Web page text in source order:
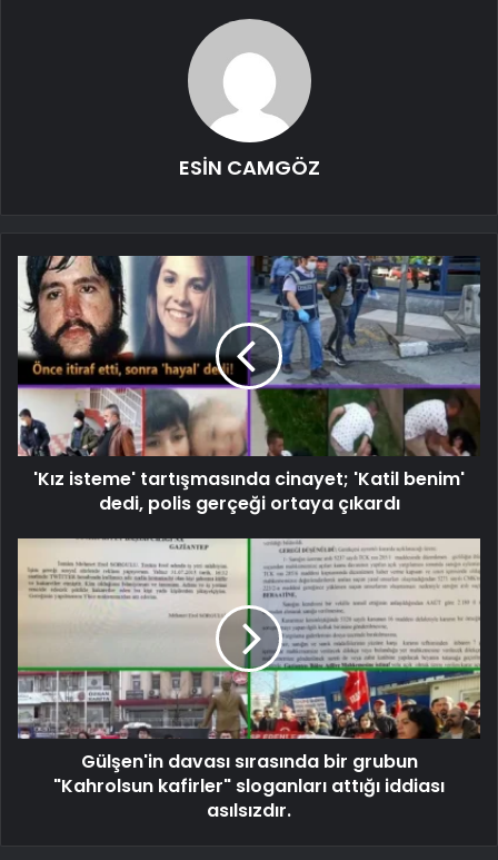
ESİN CAMGÖZ
'Kız isteme' tartışmasında cinayet; 'Katil benim'
dedi, polis gerçeği ortaya çıkardı
Gülşen'in davası sırasında bir grubun
"Kahrolsun kafirler" sloganları attığı iddiası
asılsızdır.